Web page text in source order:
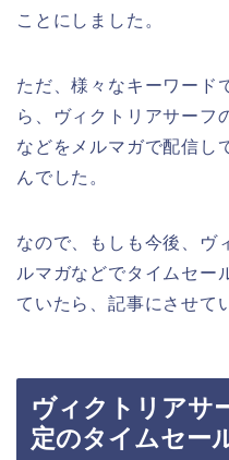
ことにしました。
ただ、様々なキーワード
ら、ヴィクトリアサーフ
などをメルマガで配信し
んでした。
なので、もしも今後、ヴ
ルマガなどでタイムセー
ていたら、記事にさせて
ヴィクトリアサ
定のタイムセー